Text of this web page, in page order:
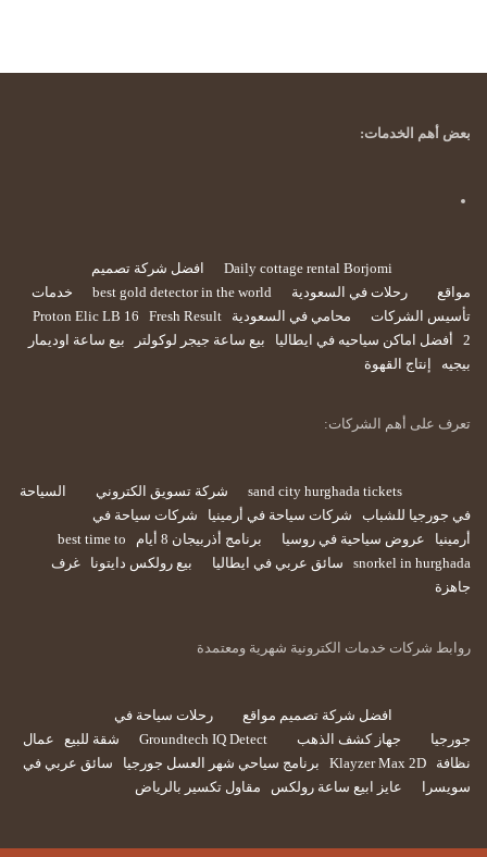
بعض أهم الخدمات:
Daily cottage rental Borjomi
افضل شركة تصميم
مواقع
رحلات في السعودية best gold detector in the world
خدمات
تأسيس الشركات
محامي في السعودية Proton Elic LB 16
Fresh Result
2
أفضل اماكن سياحيه في ايطاليا بيع ساعة جيجر لوكولتر
بيع ساعة اوديمار
بيجيه
إنتاج القهوة
تعرف على أهم الشركات:
sand city hurghada tickets شركة تسويق الكتروني
السياحة
في جورجيا للشباب
شركات سياحة في أرمينيا
شركات سياحة في
أرمينيا
عروض سياحية في روسيا برنامج أذربيجان 8 أيام
best time to
snorkel in hurghada
سائق عربي في ايطاليا بيع رولكس دايتونا
غرف
جاهزة
روابط شركات خدمات الكترونية شهرية ومعتمدة
افضل شركة تصميم مواقع
رحلات سياحة في
جورجيا
جهاز كشف الذهب Groundtech IQ Detect شقة للبيع
عمال
نظافة
Klayzer Max 2D برنامج سياحي شهر العسل جورجيا
سائق عربي في
سويسرا
عايز ابيع ساعة رولكس مقاول تكسير بالرياض